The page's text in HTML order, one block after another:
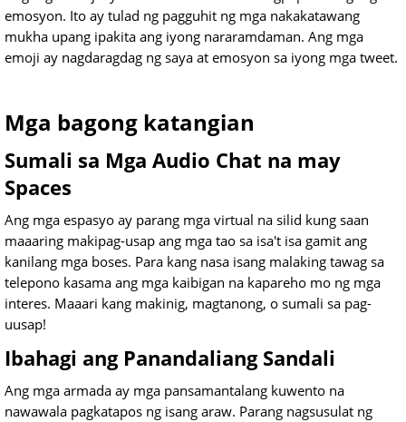
emosyon. Ito ay tulad ng pagguhit ng mga nakakatawang
mukha upang ipakita ang iyong nararamdaman. Ang mga
emoji ay nagdaragdag ng saya at emosyon sa iyong mga tweet.
Mga bagong katangian
Sumali sa Mga Audio Chat na may
Spaces
Ang mga espasyo ay parang mga virtual na silid kung saan
maaaring makipag-usap ang mga tao sa isa't isa gamit ang
kanilang mga boses. Para kang nasa isang malaking tawag sa
telepono kasama ang mga kaibigan na kapareho mo ng mga
interes. Maaari kang makinig, magtanong, o sumali sa pag-
uusap!
Ibahagi ang Panandaliang Sandali
Ang mga armada ay mga pansamantalang kuwento na
nawawala pagkatapos ng isang araw. Parang nagsusulat ng